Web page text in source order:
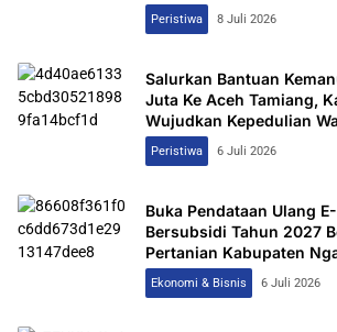
Peristiwa 8 Juli 2026
Salurkan Bantuan
Juta Ke Aceh Tamiang,
Wujudkan Kepedulian
Peristiwa 6 Juli 2026
Buka Pendataan Ulang
Bersubsidi Tahun 2027
Pertanian Kabupaten
Ekonomi & Bisnis 6 Juli 2026